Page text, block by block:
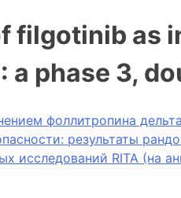
filgotinib as
a phase 3,
фоллитропина
результаты
исследований RITA (на